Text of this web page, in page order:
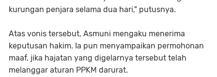
kurungan penjara selama dua hari," putusnya.
Atas vonis tersebut, Asmuni mengaku menerima
keputusan hakim. Ia pun menyampaikan permohonan
maaf, jika hajatan yang digelarnya tersebut telah
melanggar aturan PPKM darurat.